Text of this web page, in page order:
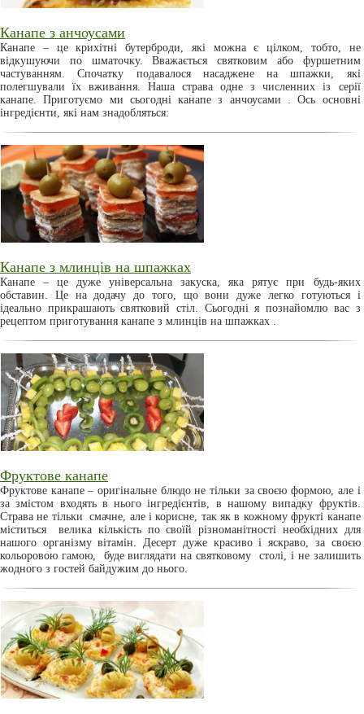
Канапе з анчоусами
Канапе – це крихітні бутерброди, які можна є цілком, тобто, не
відкушуючи по шматочку. Вважається святковим або фуршетним
частуванням. Спочатку подавалося насаджене на шпажки, які
полегшували їх вживання. Наша страва одне з численних із серії
канапе. Приготуємо ми сьогодні канапе з анчоусами . Ось основні
інгредієнти, які нам знадобляться:
Канапе з млинців на шпажках
Канапе – це дуже універсальна закуска, яка рятує при будь-яких
обставин. Це на додачу до того, що вони дуже легко готуються і
ідеально прикрашають святковий стіл. Сьогодні я познайомлю вас з
рецептом приготування канапе з млинців на шпажках .
Фруктове канапе
Фруктове канапе – оригінальне блюдо не тільки за своєю формою, але і
за змістом входять в нього інгредієнтів, в нашому випадку фруктів.
Страва не тільки смачне, але і корисне, так як в кожному фрукті канапе
міститься велика кількість по своїй різноманітності необхідних для
нашого організму вітамін. Десерт дуже красиво і яскраво, за своєю
кольоровою гамою, буде виглядати на святковому столі, і не залишить
жодного з гостей байдужим до нього.